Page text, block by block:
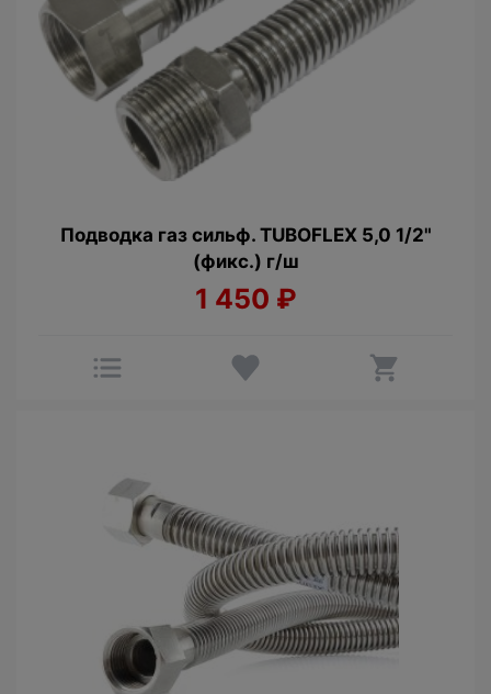
Подводка газ сильф. TUBOFLEX 5,0 1/2"
(фикс.) г/ш
1 450 ₽